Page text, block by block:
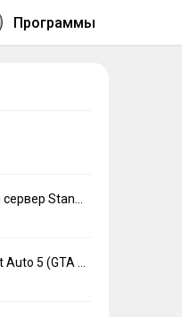
Программы